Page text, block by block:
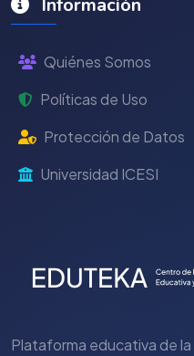
Información
Quiénes Somos
Políticas de Uso
Protección de Datos
Universidad ICESI
Plataforma educativa de la